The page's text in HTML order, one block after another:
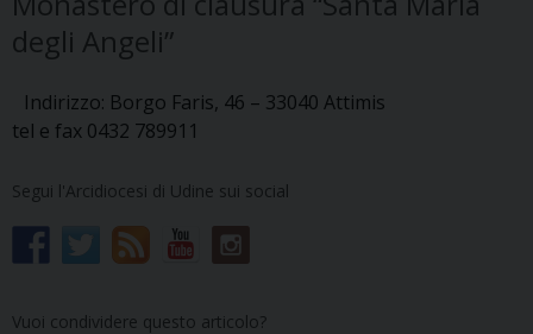
degli Angeli”
Indirizzo: Borgo Faris, 46 – 33040 Attimis
tel e fax 0432 789911
Segui l'Arcidiocesi di Udine sui social
Vuoi condividere questo articolo?